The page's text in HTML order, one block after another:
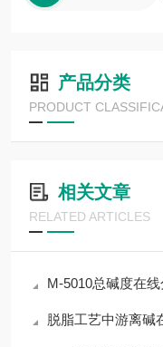
产品分类
PRODUCT
相关文章
RELATED ARTICLES
M-5010总碱度在
脱脂工艺中游离碱